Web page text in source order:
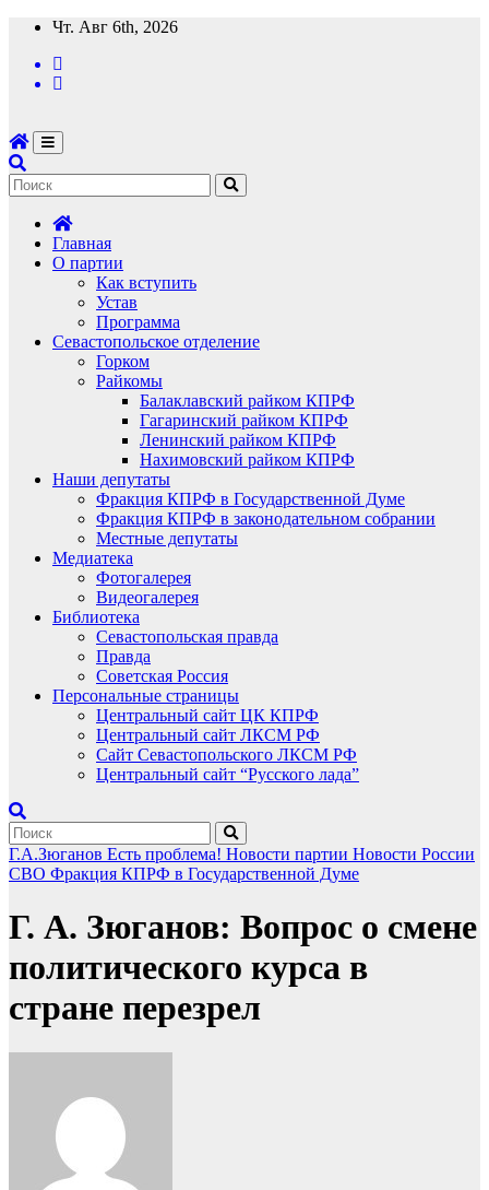
Перейти
содержимому
Чт. Авг 6th, 2026
Главная
О партии
Как вступить
Устав
Программа
Севастопольское отделение
Горком
Райкомы
Балаклавский райком КПРФ
Гагаринский райком КПРФ
Ленинский райком КПРФ
Нахимовский райком КПРФ
Наши депутаты
Фракция КПРФ в Государственной Думе
Фракция КПРФ в законодательном собрании
Местные депутаты
Медиатека
Фотогалерея
Видеогалерея
Библиотека
Севастопольская правда
Правда
Советская Россия
Персональные страницы
Центральный сайт ЦК КПРФ
Центральный сайт ЛКСМ РФ
Сайт Севастопольского ЛКСМ РФ
Центральный сайт “Русского лада”
Г.А.Зюганов Есть проблема! Новости партии Новости России
СВО Фракция КПРФ в Государственной Думе
Г. А. Зюганов: Вопрос о смене
политического курса в
стране перезрел